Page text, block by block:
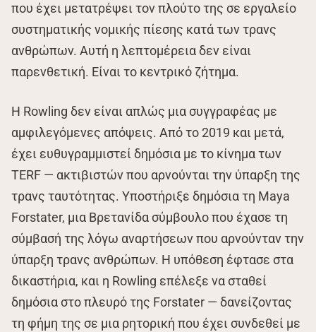
που έχει μετατρέψει τον πλούτο της σε εργαλείο
συστηματικής νομικής πίεσης κατά των τρανς
ανθρώπων. Αυτή η λεπτομέρεια δεν είναι
παρενθετική. Είναι το κεντρικό ζήτημα.
Η Rowling δεν είναι απλώς μια συγγραφέας με
αμφιλεγόμενες απόψεις. Από το 2019 και μετά,
έχει ευθυγραμμιστεί δημόσια με το κίνημα των
TERF — ακτιβιστών που αρνούνται την ύπαρξη της
τρανς ταυτότητας. Υποστήριξε δημόσια τη Maya
Forstater, μια Βρετανίδα σύμβουλο που έχασε τη
σύμβασή της λόγω αναρτήσεων που αρνούνταν την
ύπαρξη τρανς ανθρώπων. Η υπόθεση έφτασε στα
δικαστήρια, και η Rowling επέλεξε να σταθεί
δημόσια στο πλευρό της Forstater — δανείζοντας
τη φήμη της σε μια ρητορική που έχει συνδεθεί με